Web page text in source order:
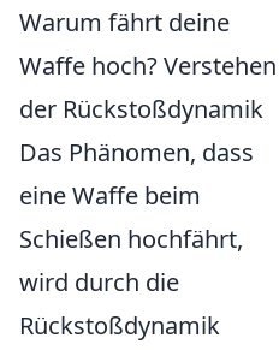
Warum fährt deine
Waffe hoch? Verstehen
der Rückstoßdynamik
Das Phänomen, dass
eine Waffe beim
Schießen hochfährt,
wird durch die
Rückstoßdynamik